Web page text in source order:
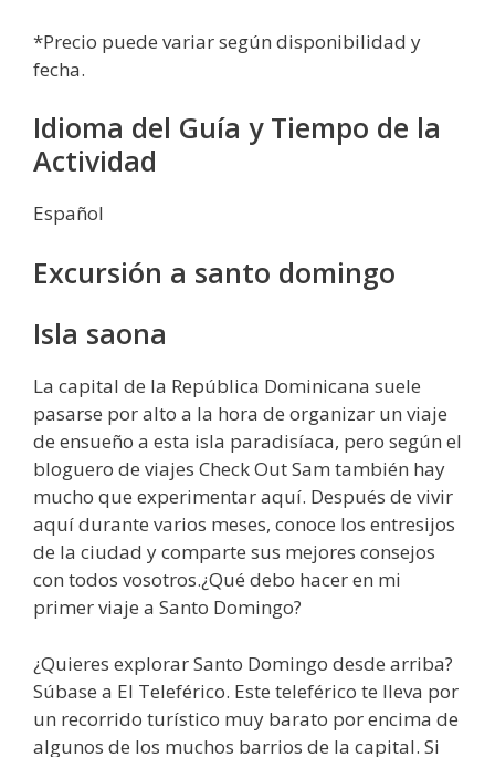
*Precio puede variar según disponibilidad y
fecha.
Idioma del Guía y Tiempo de la
Actividad
Español
Excursión a santo domingo
Isla saona
La capital de la República Dominicana suele
pasarse por alto a la hora de organizar un viaje
de ensueño a esta isla paradisíaca, pero según el
bloguero de viajes Check Out Sam también hay
mucho que experimentar aquí. Después de vivir
aquí durante varios meses, conoce los entresijos
de la ciudad y comparte sus mejores consejos
con todos vosotros.¿Qué debo hacer en mi
primer viaje a Santo Domingo?
¿Quieres explorar Santo Domingo desde arriba?
Súbase a El Teleférico. Este teleférico te lleva por
un recorrido turístico muy barato por encima de
algunos de los muchos barrios de la capital. Si